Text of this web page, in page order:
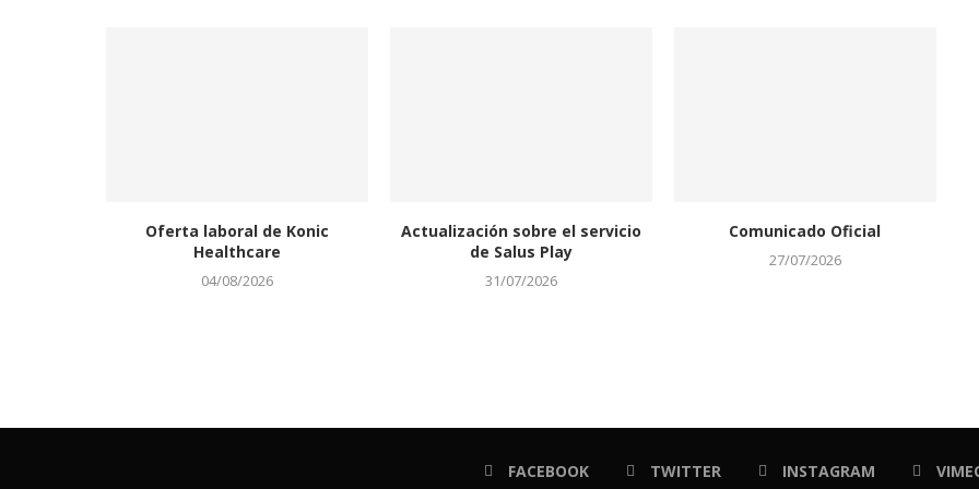
Oferta laboral de Konic
Healthcare
04/08/2026
Actualización sobre el servicio
de Salus Play
31/07/2026
Comunicado Oficial
27/07/2026
FACEBOOK TWITTER INSTAGRAM